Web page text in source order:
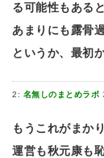
る可能性もあると
あまりにも露骨
というか、最初
2: 名無しのまとめラボ
もうこれがまか
運営も秋元康も